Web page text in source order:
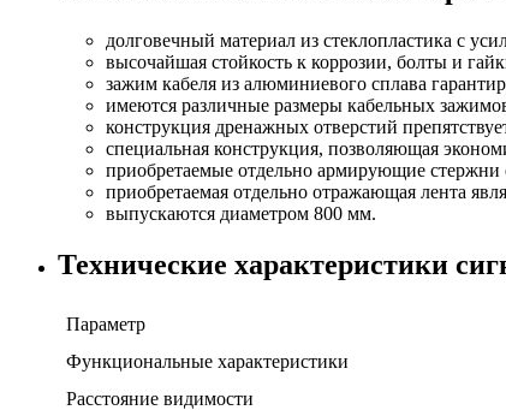
долговечный материал из стеклопластика с
высочайшая стойкость к коррозии, болты и
зажим кабеля из алюминиевого сплава
имеются различные размеры кабельных
конструкция дренажных отверстий
специальная конструкция, позволяющая
приобретаемые отдельно армирующие
приобретаемая отдельно отражающая лента
выпускаются диаметром 800 мм.
Технические характеристики
Параметр
Функциональные характеристики
Расстояние видимости